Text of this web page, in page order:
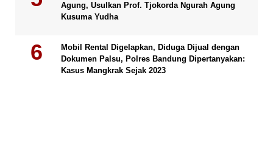
Agung, Usulkan Prof. Tjokorda Ngurah Agung
Kusuma Yudha
Mobil Rental Digelapkan, Diduga Dijual dengan
Dokumen Palsu, Polres Bandung Dipertanyakan:
Kasus Mangkrak Sejak 2023